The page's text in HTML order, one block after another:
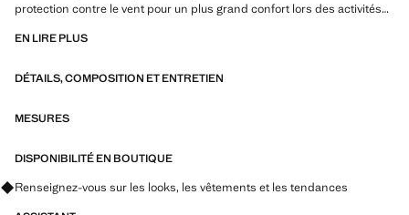
protection contre le vent pour un plus grand confort lors des activités
réglables. Manches longues et poignets boutonnés. Deux poches avant
Double fermeture Éclair. Produit en solde
PERFORMANCE : une collection de vêtements confectionnés à partir
caractéristiques avancées telles que des tissus bi-stretch, à séchage
à l’eau, organisés en trois catégories générales : Thermorégulation,
fonctionnalité et confort
EN LIRE PLUS
DÉTAILS, COMPOSITION ET ENTRETIEN
MESURES
DISPONIBILITÉ EN BOUTIQUE
Renseignez-vous sur les looks, les vêtements et les tendances